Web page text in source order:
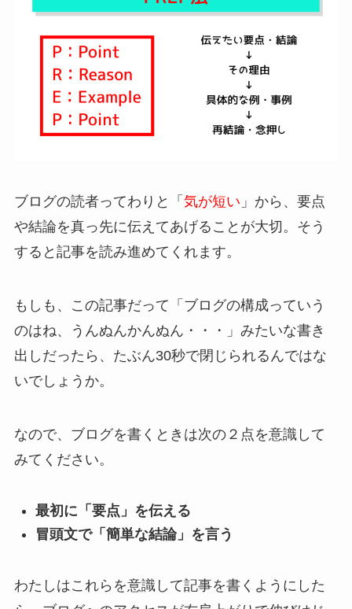
ブログの読者ってわりと「 気が短い 」から、要点
や結論を真っ先に伝えてあげることが大切。そう
すると記事を読み進めてくれます。
もしも、この記事だって「ブログの構成っていう
のはね、うんぬんかんぬん・・・」みたいな書き
出しだったら、たぶん30秒で閉じられるんではな
いでしょうか。
なので、ブログを書くときは次の２点を意識して
みてください。
最初に「要点」を伝える
冒頭文で「簡単な結論」を言う
わたしはこれらを意識して記事を書くようにした